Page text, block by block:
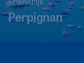
Frankrijk
Perpignan